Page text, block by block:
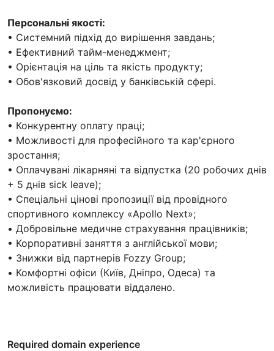
Персональні якості:
• Системний підхід до вирішення завдань;
• Ефективний тайм-менеджмент;
• Орієнтація на ціль та якість продукту;
• Обов'язковий досвід у банківській сфері.
Пропонуємо:
• Конкурентну оплату праці;
• Можливості для професійного та кар'єрного
зростання;
• Оплачувані лікарняні та відпустка (20 робочих днів
+ 5 днів sick leave);
• Спеціальні цінові пропозиції від провідного
спортивного комплексу «Apollo Next»;
• Добровільне медичне страхування працівників;
• Корпоративні заняття з англійської мови;
• Знижки від партнерів Fozzy Group;
• Комфортні офіси (Київ, Дніпро, Одеса) та
можливість працювати віддалено.
Required domain experience